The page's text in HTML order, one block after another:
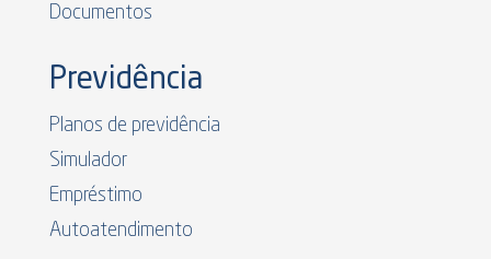
Documentos
Previdência
Planos de previdência
Simulador
Empréstimo
Autoatendimento